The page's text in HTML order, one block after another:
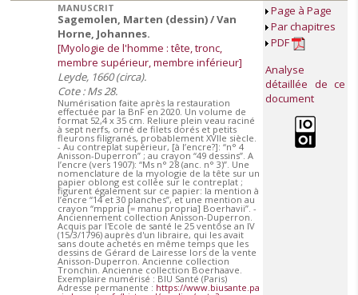
MANUSCRIT
Sagemolen, Marten (dessin) / Van
Horne, Johannes.
[Myologie de l'homme : tête, tronc,
membre supérieur, membre inférieur]
Leyde, 1660 (circa).
Cote : Ms 28.
Numérisation faite après la restauration
effectuée par la BnF en 2020. Un volume de
format 52,4 x 35 cm. Reliure plein veau raciné
à sept nerfs, orné de filets dorés et petits
fleurons filigranés, probablement XVIIe siècle.
- Au contreplat supérieur, [à l’encre?]: “n° 4
Anisson-Duperron” ; au crayon “49 dessins”. A
l’encre (vers 1907): “Ms n° 28 (anc. n° 3)”. Une
nomenclature de la myologie de la tête sur un
papier oblong est collée sur le contreplat ;
figurent également sur ce papier: la mention à
l’encre “14 et 30 planches”, et une mention au
crayon “mppria [= manu propria] Boerhavii”. -
Anciennement collection Anisson-Duperron.
Acquis par l'Ecole de santé le 25 ventôse an IV
(15/3/1796) auprès d'un libraire, qui les avait
sans doute achetés en même temps que les
dessins de Gérard de Lairesse lors de la vente
Anisson-Duperron. Ancienne collection
Tronchin. Ancienne collection Boerhaave.
Exemplaire numérisé : BIU Santé (Paris)
Adresse permanente : https://www.biusante.pa
Page à Page
Par chapitres
PDF
Analyse
détaillée de ce
document